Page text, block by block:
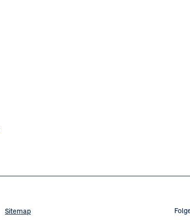
Sitemap